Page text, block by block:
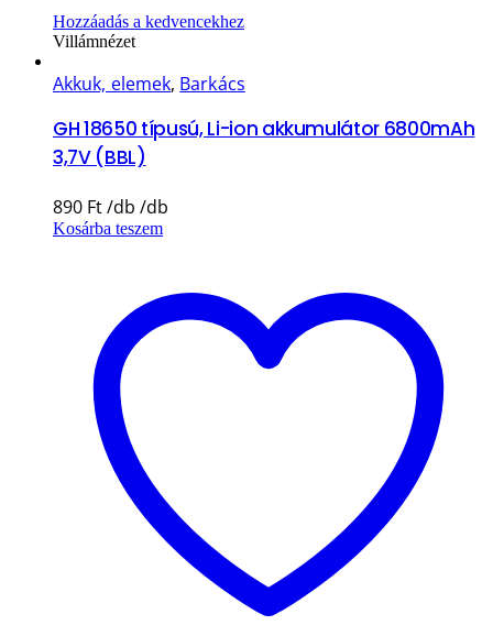
Hozzáadás a kedvencekhez
Villámnézet
Akkuk, elemek, Barkács
GH 18650 típusú, Li-ion akkumulátor 6800mAh
3,7V (BBL)
890 Ft
Kosárba teszem